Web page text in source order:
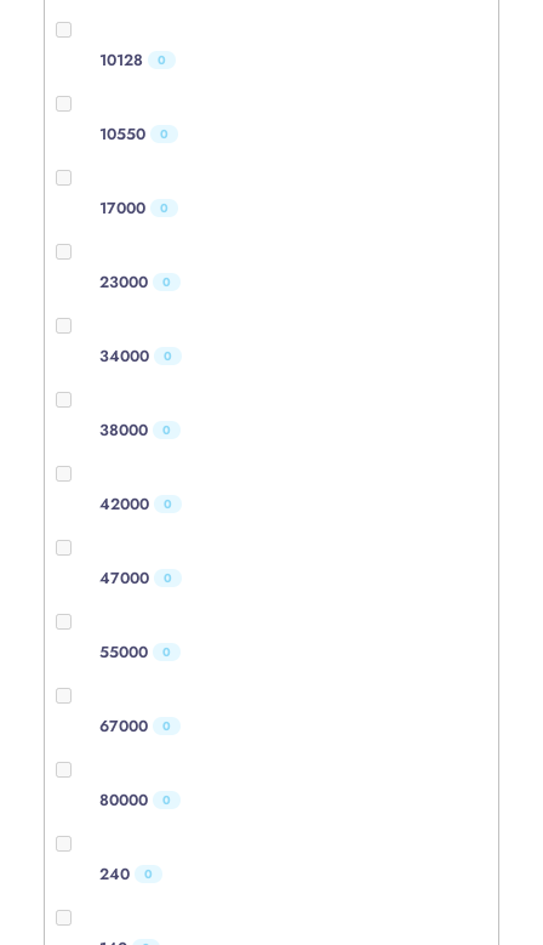
10128 0
10550 0
17000 0
23000 0
34000 0
38000 0
42000 0
47000 0
55000 0
67000 0
80000 0
240 0